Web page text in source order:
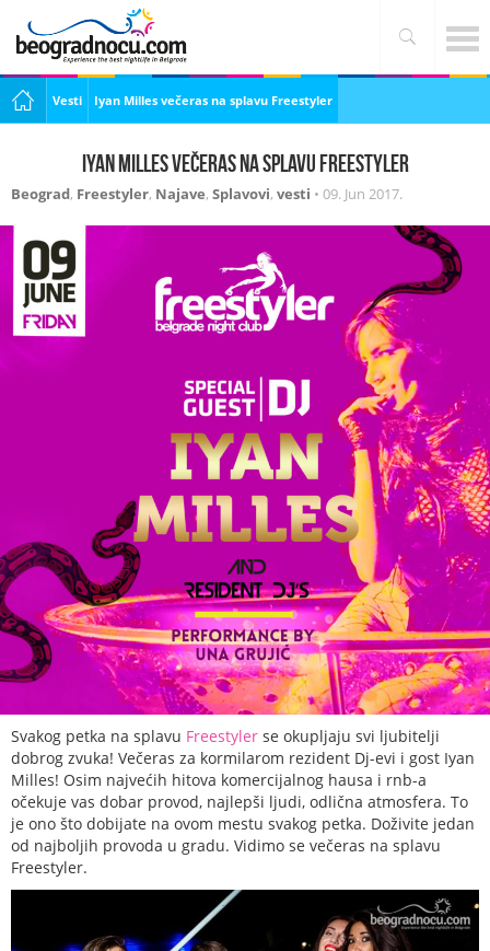
Vesti Iyan Milles večeras na splavu Freestyler
Iyan Milles večeras na splavu Freestyler
Beograd, Freestyler, Najave, Splavovi, vesti • 09. Jun 2017.
Svakog petka na splavu Freestyler se okupljaju svi ljubitelji
dobrog zvuka! Večeras za kormilarom rezident Dj-evi i gost Iyan
Milles! Osim najvećih hitova komercijalnog hausa i rnb-a
očekuje vas dobar provod, najlepši ljudi, odlična atmosfera. To
je ono što dobijate na ovom mestu svakog petka. Doživite jedan
od najboljih provoda u gradu. Vidimo se večeras na splavu
Freestyler.